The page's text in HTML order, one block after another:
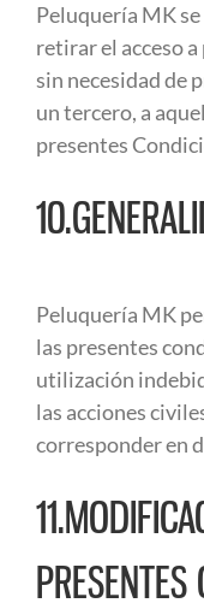
Peluquería MK
retirar el acceso
sin necesidad de
un tercero, a
presentes
Peluquería MK
las presentes
utilización
las acciones
corresponder en